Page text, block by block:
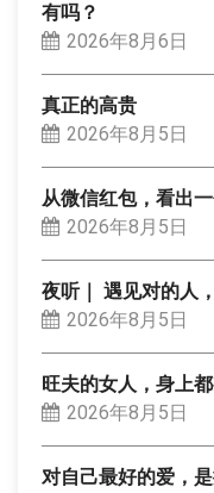
有吗？
2026年8月6日
真正的高贵
2026年8月5日
从微信红包，看出
2026年8月5日
夜听｜ 遇见对的人
2026年8月5日
旺夫的女人，身上
2026年8月5日
对自己最好的爱，